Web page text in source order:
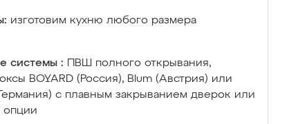
изготовим кухню любого размера
системы :
ПВШ полного открывания,
BOYARD (Россия), Blum (Австрия) или
с плавным закрыванием дверок или
опции